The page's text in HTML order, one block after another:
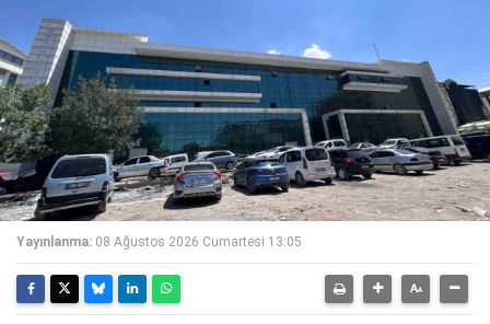
Yayınlanma: 08 Ağustos 2026 Cumartesi 13:05